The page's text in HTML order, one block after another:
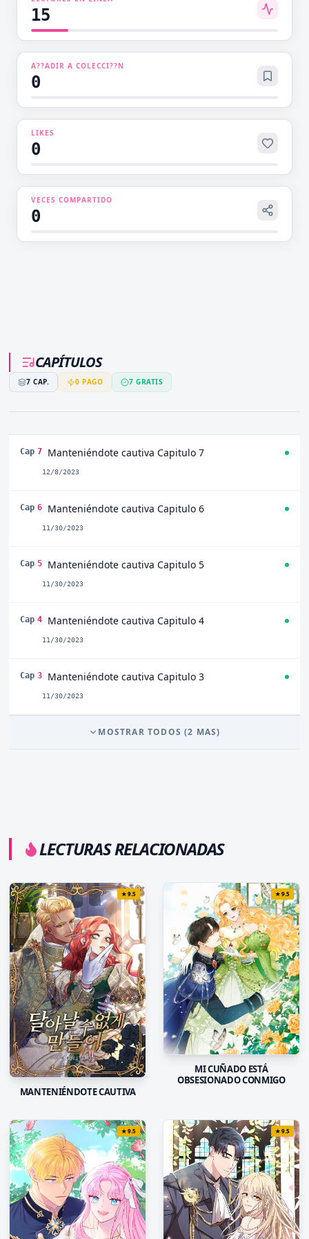
haciéndolo arrodillarse a sus pies.
15
A??ADIR A COLECCI??N
0
LIKES
0
VECES COMPARTIDO
0
CAPÍTULOS
7 CAP. 0 PAGO 7 GRATIS
Cap 7 Manteniéndote cautiva Capitulo 7
12/8/2023
Cap 6 Manteniéndote cautiva Capitulo 6
11/30/2023
Cap 5 Manteniéndote cautiva Capitulo 5
11/30/2023
Cap 4 Manteniéndote cautiva Capitulo 4
11/30/2023
Cap 3 Manteniéndote cautiva Capitulo 3
11/30/2023
MOSTRAR TODOS (2 MAS)
LECTURAS RELACIONADAS
★9.5
MANTENIÉNDOTE CAUTIVA
★9.5
MI CUÑADO ESTÁ
OBSESIONADO CONMIGO
★9.5 ★9.5